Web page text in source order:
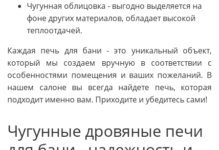
Чугунная облицовка - выгодно выделяется на
фоне других материалов, обладает высокой
теплоотдачей.
Каждая печь для бани - это уникальный объект,
который мы создаем вручную в соответствии с
особенностями помещения и ваших пожеланий. В
нашем салоне вы всегда найдете печь, которая
подходит именно вам. Приходите и убедитесь сами!
Чугунные дровяные печи